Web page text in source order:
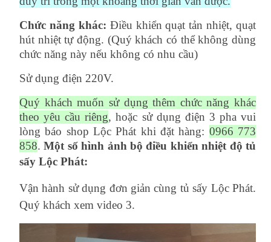
Chức năng khác: Điều khiển quạt tản nhiệt, quạt
hút nhiệt tự động. (Quý khách có thể không dùng
chức năng này nếu không có nhu cầu)
Sử dụng điện 220V.
Quý khách muốn sử dụng thêm chức năng khác
theo yêu cầu riêng, hoặc sử dụng điện 3 pha vui
lòng báo shop Lộc Phát khi đặt hàng: 0966 773
858.Một số hình ảnhbộ điều khiển nhiệt độ tủ
sấy Lộc Phát:
Vận hành sử dụng đơn giản cùng tủ sấy Lộc Phát.
Quý khách xem video 3.